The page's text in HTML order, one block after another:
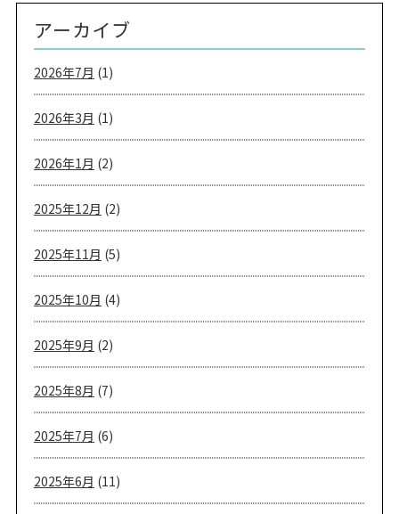
アーカイブ
2026年7月 (1)
2026年3月 (1)
2026年1月 (2)
2025年12月 (2)
2025年11月 (5)
2025年10月 (4)
2025年9月 (2)
2025年8月 (7)
2025年7月 (6)
2025年6月 (11)